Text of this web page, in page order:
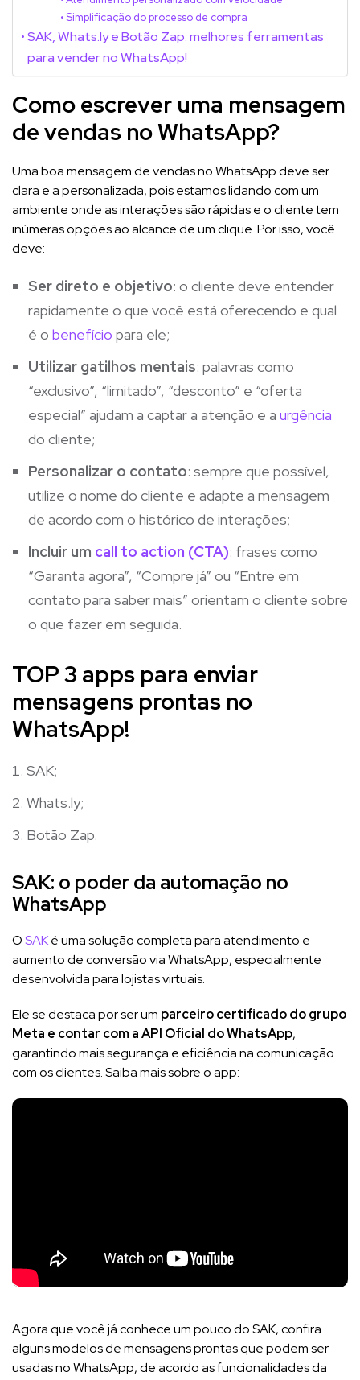
Simplificação do processo de compra
SAK, Whats.ly e Botão Zap: melhores ferramentas
para vender no WhatsApp!
Como escrever uma mensagem
de vendas no WhatsApp?
Uma boa mensagem de vendas no WhatsApp deve ser
clara e a personalizada, pois estamos lidando com um
ambiente onde as interações são rápidas e o cliente tem
inúmeras opções ao alcance de um clique. Por isso, você
deve:
Ser direto e objetivo: o cliente deve entender
rapidamente o que você está oferecendo e qual
é o benefício para ele;
Utilizar gatilhos mentais: palavras como
“exclusivo”, “limitado”, “desconto” e “oferta
especial” ajudam a captar a atenção e a urgência
do cliente;
Personalizar o contato: sempre que possível,
utilize o nome do cliente e adapte a mensagem
de acordo com o histórico de interações;
Incluir um call to action (CTA): frases como
“Garanta agora”, “Compre já” ou “Entre em
contato para saber mais” orientam o cliente sobre
o que fazer em seguida.
TOP 3 apps para enviar
mensagens prontas no
WhatsApp!
SAK;
Whats.ly;
Botão Zap.
SAK: o poder da automação no
WhatsApp
OSAKé uma solução completa para atendimento e
aumento de conversão via WhatsApp, especialmente
desenvolvida para lojistas virtuais.
Ele se destaca por ser um parceiro certificado do grupo
Meta e contar com a API Oficial do WhatsApp,
garantindo mais segurança e eficiência na comunicação
com os clientes. Saiba mais sobre o app:
Agora que você já conhece um pouco do SAK, confira
alguns modelos de mensagens prontas que podem ser
usadas no WhatsApp, de acordo as funcionalidades da